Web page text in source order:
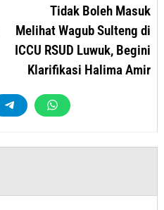
Tidak Boleh Masuk
Melihat Wagub Sulteng di
ICCU RSUD Luwuk, Begini
Klarifikasi Halima Amir